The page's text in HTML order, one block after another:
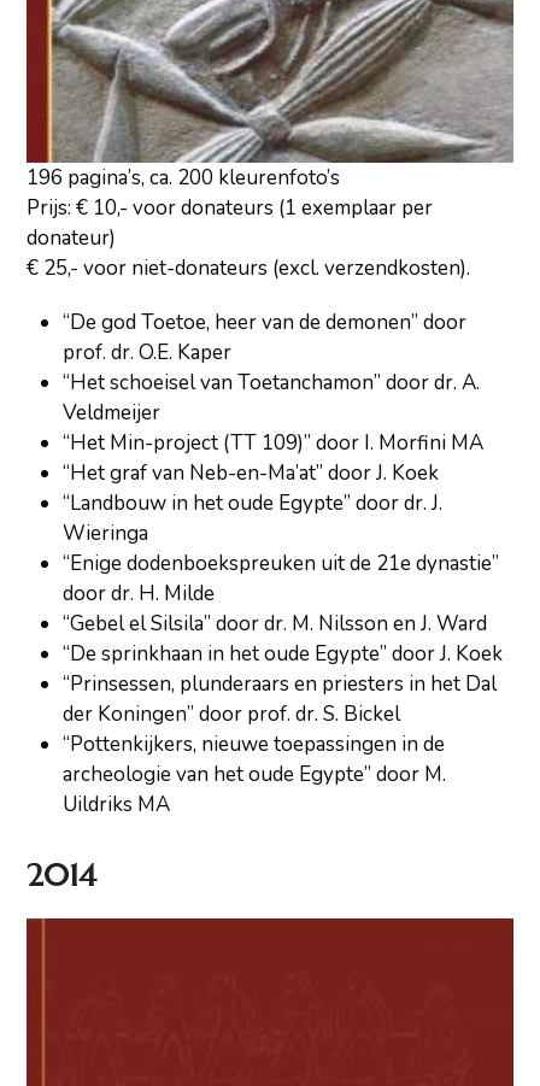
196 pagina’s, ca. 200 kleurenfoto’s
Prijs: € 10,- voor donateurs (1 exemplaar per
donateur)
€ 25,- voor niet-donateurs (excl. verzendkosten).
“De god Toetoe, heer van de demonen” door
prof. dr. O.E. Kaper
“Het schoeisel van Toetanchamon” door dr. A.
Veldmeijer
“Het Min-project (TT 109)” door I. Morfini MA
“Het graf van Neb-en-Ma’at” door J. Koek
“Landbouw in het oude Egypte” door dr. J.
Wieringa
“Enige dodenboekspreuken uit de 21e dynastie”
door dr. H. Milde
“Gebel el Silsila” door dr. M. Nilsson en J. Ward
“De sprinkhaan in het oude Egypte” door J. Koek
“Prinsessen, plunderaars en priesters in het Dal
der Koningen” door prof. dr. S. Bickel
“Pottenkijkers, nieuwe toepassingen in de
archeologie van het oude Egypte” door M.
Uildriks MA
2014